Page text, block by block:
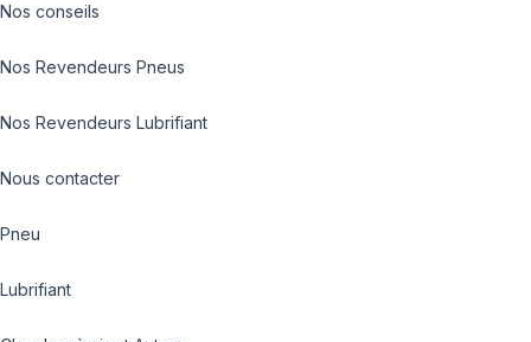
Nos conseils
Nos Revendeurs Pneus
Nos Revendeurs Lubrifiant
Nous contacter
Pneu
Lubrifiant